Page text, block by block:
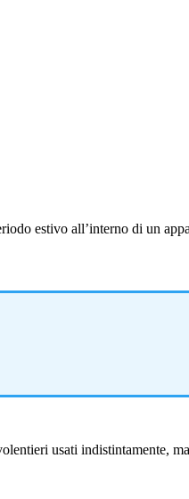
estivo all’interno di un
usati indistintamente,